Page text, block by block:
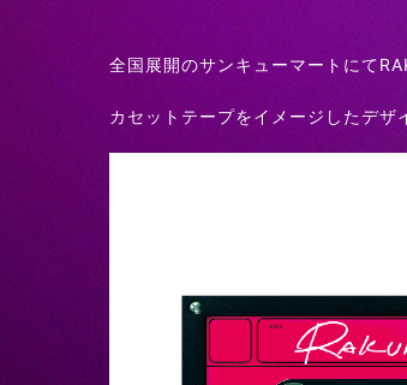
全国展開のサンキューマートにて
カセットテープをイメージしたデ